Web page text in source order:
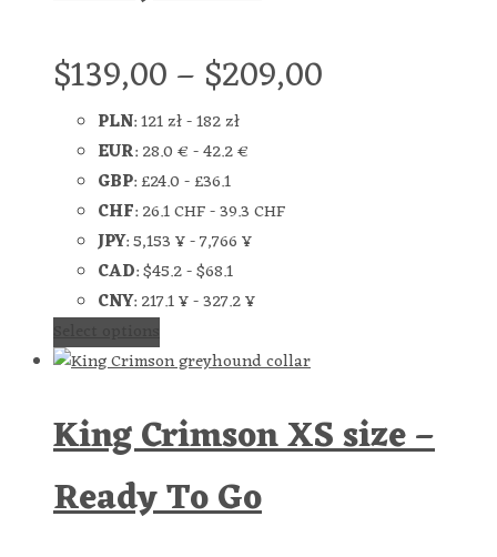
$139,00–$209,00
PLN:121 zł-182 zł
EUR:28.0 €-42.2 €
GBP:£24.0-£36.1
CHF:26.1 CHF-39.3 CHF
JPY:5,153 ¥-7,766 ¥
CAD:$45.2-$68.1
CNY:217.1 ¥-327.2 ¥
King Crimson XS size –
Ready To Go